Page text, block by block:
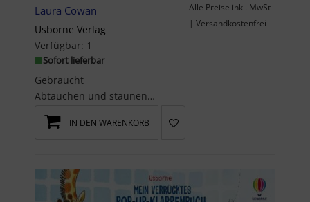
Laura Cowan
Usborne Verlag
Verfügbar: 1
Sofort lieferbar
Gebraucht
Abtauchen und staunenEntdecke die Tiefen der Weltmeere und ihre faszinierenden Bewohner. Wie scha...
Alle Preise inkl. MwSt
| Versandkostenfrei
IN DEN WARENKORB